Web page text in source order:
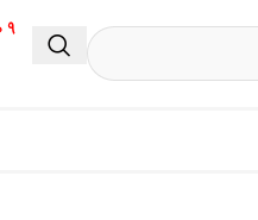
۹ صبح تا ۱۹ روز های کاری